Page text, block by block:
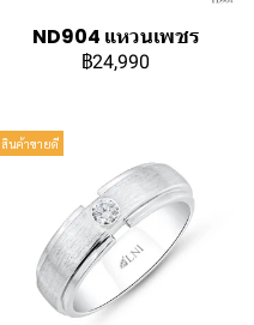
ND904 แหวนเพชร
฿24,990
สินค้าขายดี